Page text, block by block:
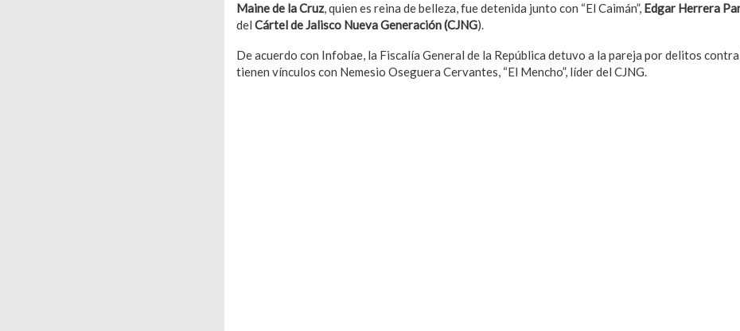
Maine de la Cruz, quien es reina de belleza, fue detenida junto con “El Caimán”, Edgar Herrera
del Cártel de Jalisco Nueva Generación(CJNG).
De acuerdo con Infobae, la Fiscalía General de la República detuvo a la pareja por delitos contra
tienen vínculos con Nemesio Oseguera Cervantes, “El Mencho”, líder del CJNG.